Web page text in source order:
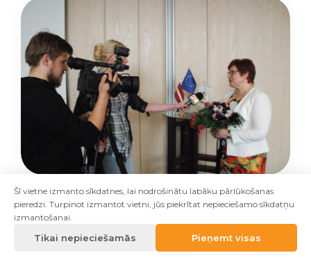
Šī vietne izmanto sīkdatnes, lai nodrošinātu labāku pārlūkošanas
pieredzi. Turpinot izmantot vietni, jūs piekrītat nepieciešamo sīkdatņu
izmantošanai.
Tikai nepieciešamās Pieņemt visas